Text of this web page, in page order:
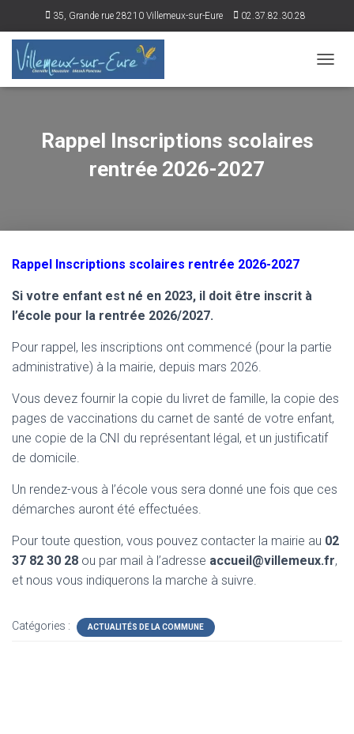
35, Grande rue 28210 Villemeux-sur-Eure 02.37.82.30.28
accueil@villemeux.fr
Rappel Inscriptions scolaires
rentrée 2026-2027
Rappel Inscriptions scolaires rentrée 2026-2027
Si votre enfant est né en 2023, il doit être inscrit à
l’école pour la rentrée 2026/2027.
Pour rappel, les inscriptions ont commencé (pour la partie
administrative) à la mairie, depuis mars 2026.
Vous devez fournir la copie du livret de famille, la copie des
pages de vaccinations du carnet de santé de votre enfant,
une copie de la CNI du représentant légal, et un justificatif
de domicile.
Un rendez-vous à l’école vous sera donné une fois que ces
démarches auront été effectuées.
Pour toute question, vous pouvez contacter la mairie au 02
37 82 30 28 ou par mail à l’adresse accueil@villemeux.fr,
et nous vous indiquerons la marche à suivre.
Catégories : ACTUALITÉS DE LA COMMUNE